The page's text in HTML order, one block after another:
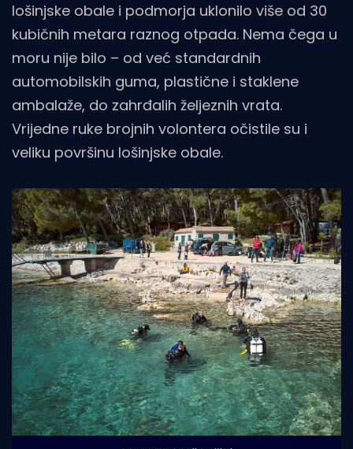
lošinjske obale i podmorja uklonilo više od 30
kubičnih metara raznog otpada. Nema čega u
moru nije bilo – od već standardnih
automobilskih guma, plastične i staklene
ambalaže, do zahrđalih željeznih vrata.
Vrijedne ruke brojnih volontera očistile su i
veliku površinu lošinjske obale.